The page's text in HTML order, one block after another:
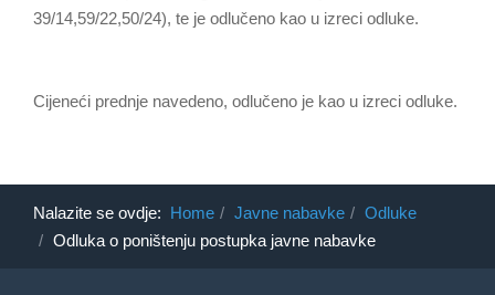
39/14,59/22,50/24), te je odlučeno kao u izreci odluke.
Cijeneći prednje navedeno, odlučeno je kao u izreci odluke.
Nalazite se ovdje: Home Javne nabavke
Odluke
Odluka o poništenju postupka javne nabavke